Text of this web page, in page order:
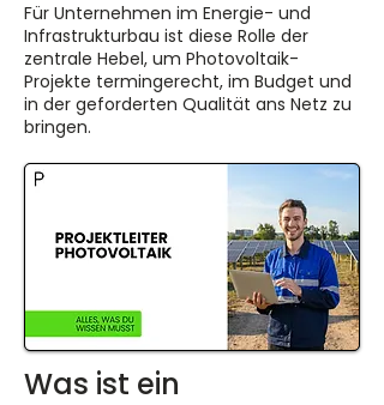
Für Unternehmen im Energie- und
Infrastrukturbau ist diese Rolle der
zentrale Hebel, um Photovoltaik-
Projekte termingerecht, im Budget und
in der geforderten Qualität ans Netz zu
bringen.
Was ist ein